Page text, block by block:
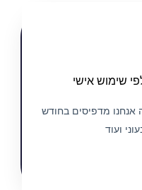
שימוש אישי
אנחנו מדפיסים בחודש
ועוד